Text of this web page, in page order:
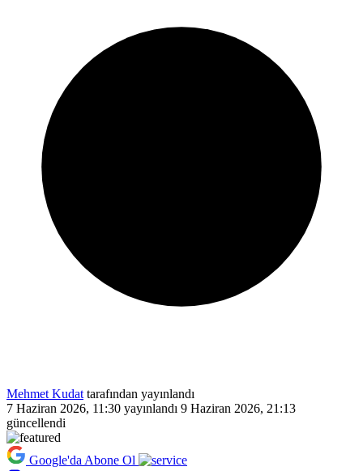
Mehmet Kudat tarafından yayınlandı
7 Haziran 2026, 11:30 yayınlandı 9 Haziran 2026, 21:13
güncellendi
Google'da Abone Ol